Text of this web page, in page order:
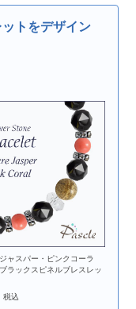
トをデザイン
ャスパー・ピンクコーラ
ラックスピネルブレスレッ